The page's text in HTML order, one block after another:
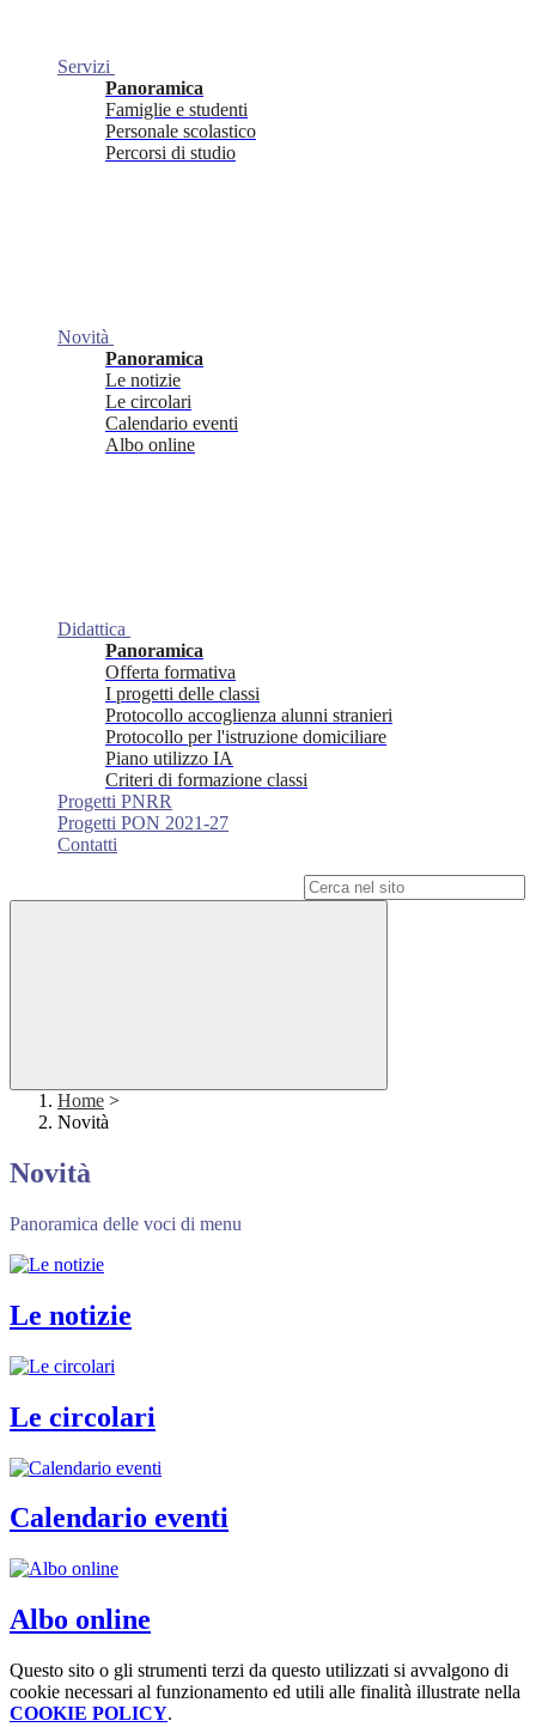
Servizi
Panoramica
Famiglie e studenti
Personale scolastico
Percorsi di studio
Novità
Panoramica
Le notizie
Le circolari
Calendario eventi
Albo online
Didattica
Panoramica
Offerta formativa
I progetti delle classi
Protocollo accoglienza alunni stranieri
Protocollo per l'istruzione domiciliare
Piano utilizzo IA
Criteri di formazione classi
Progetti PNRR
Progetti PON 2021-27
Contatti
Home >
Novità
Novità
Panoramica delle voci di menu
Le notizie
Le circolari
Calendario eventi
Albo online
Questo sito o gli strumenti terzi da questo utilizzati si avvalgono di
cookie necessari al funzionamento ed utili alle finalità illustrate nella
COOKIE POLICY.